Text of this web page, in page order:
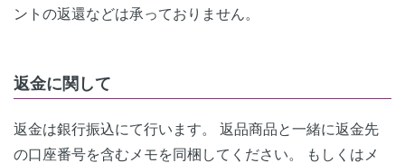
ントの返還などは承っておりません。
返金に関して
返金は銀行振込にて行います。 返品商品と一緒に返金先
の口座番号を含むメモを同梱してください。 もしくはメ